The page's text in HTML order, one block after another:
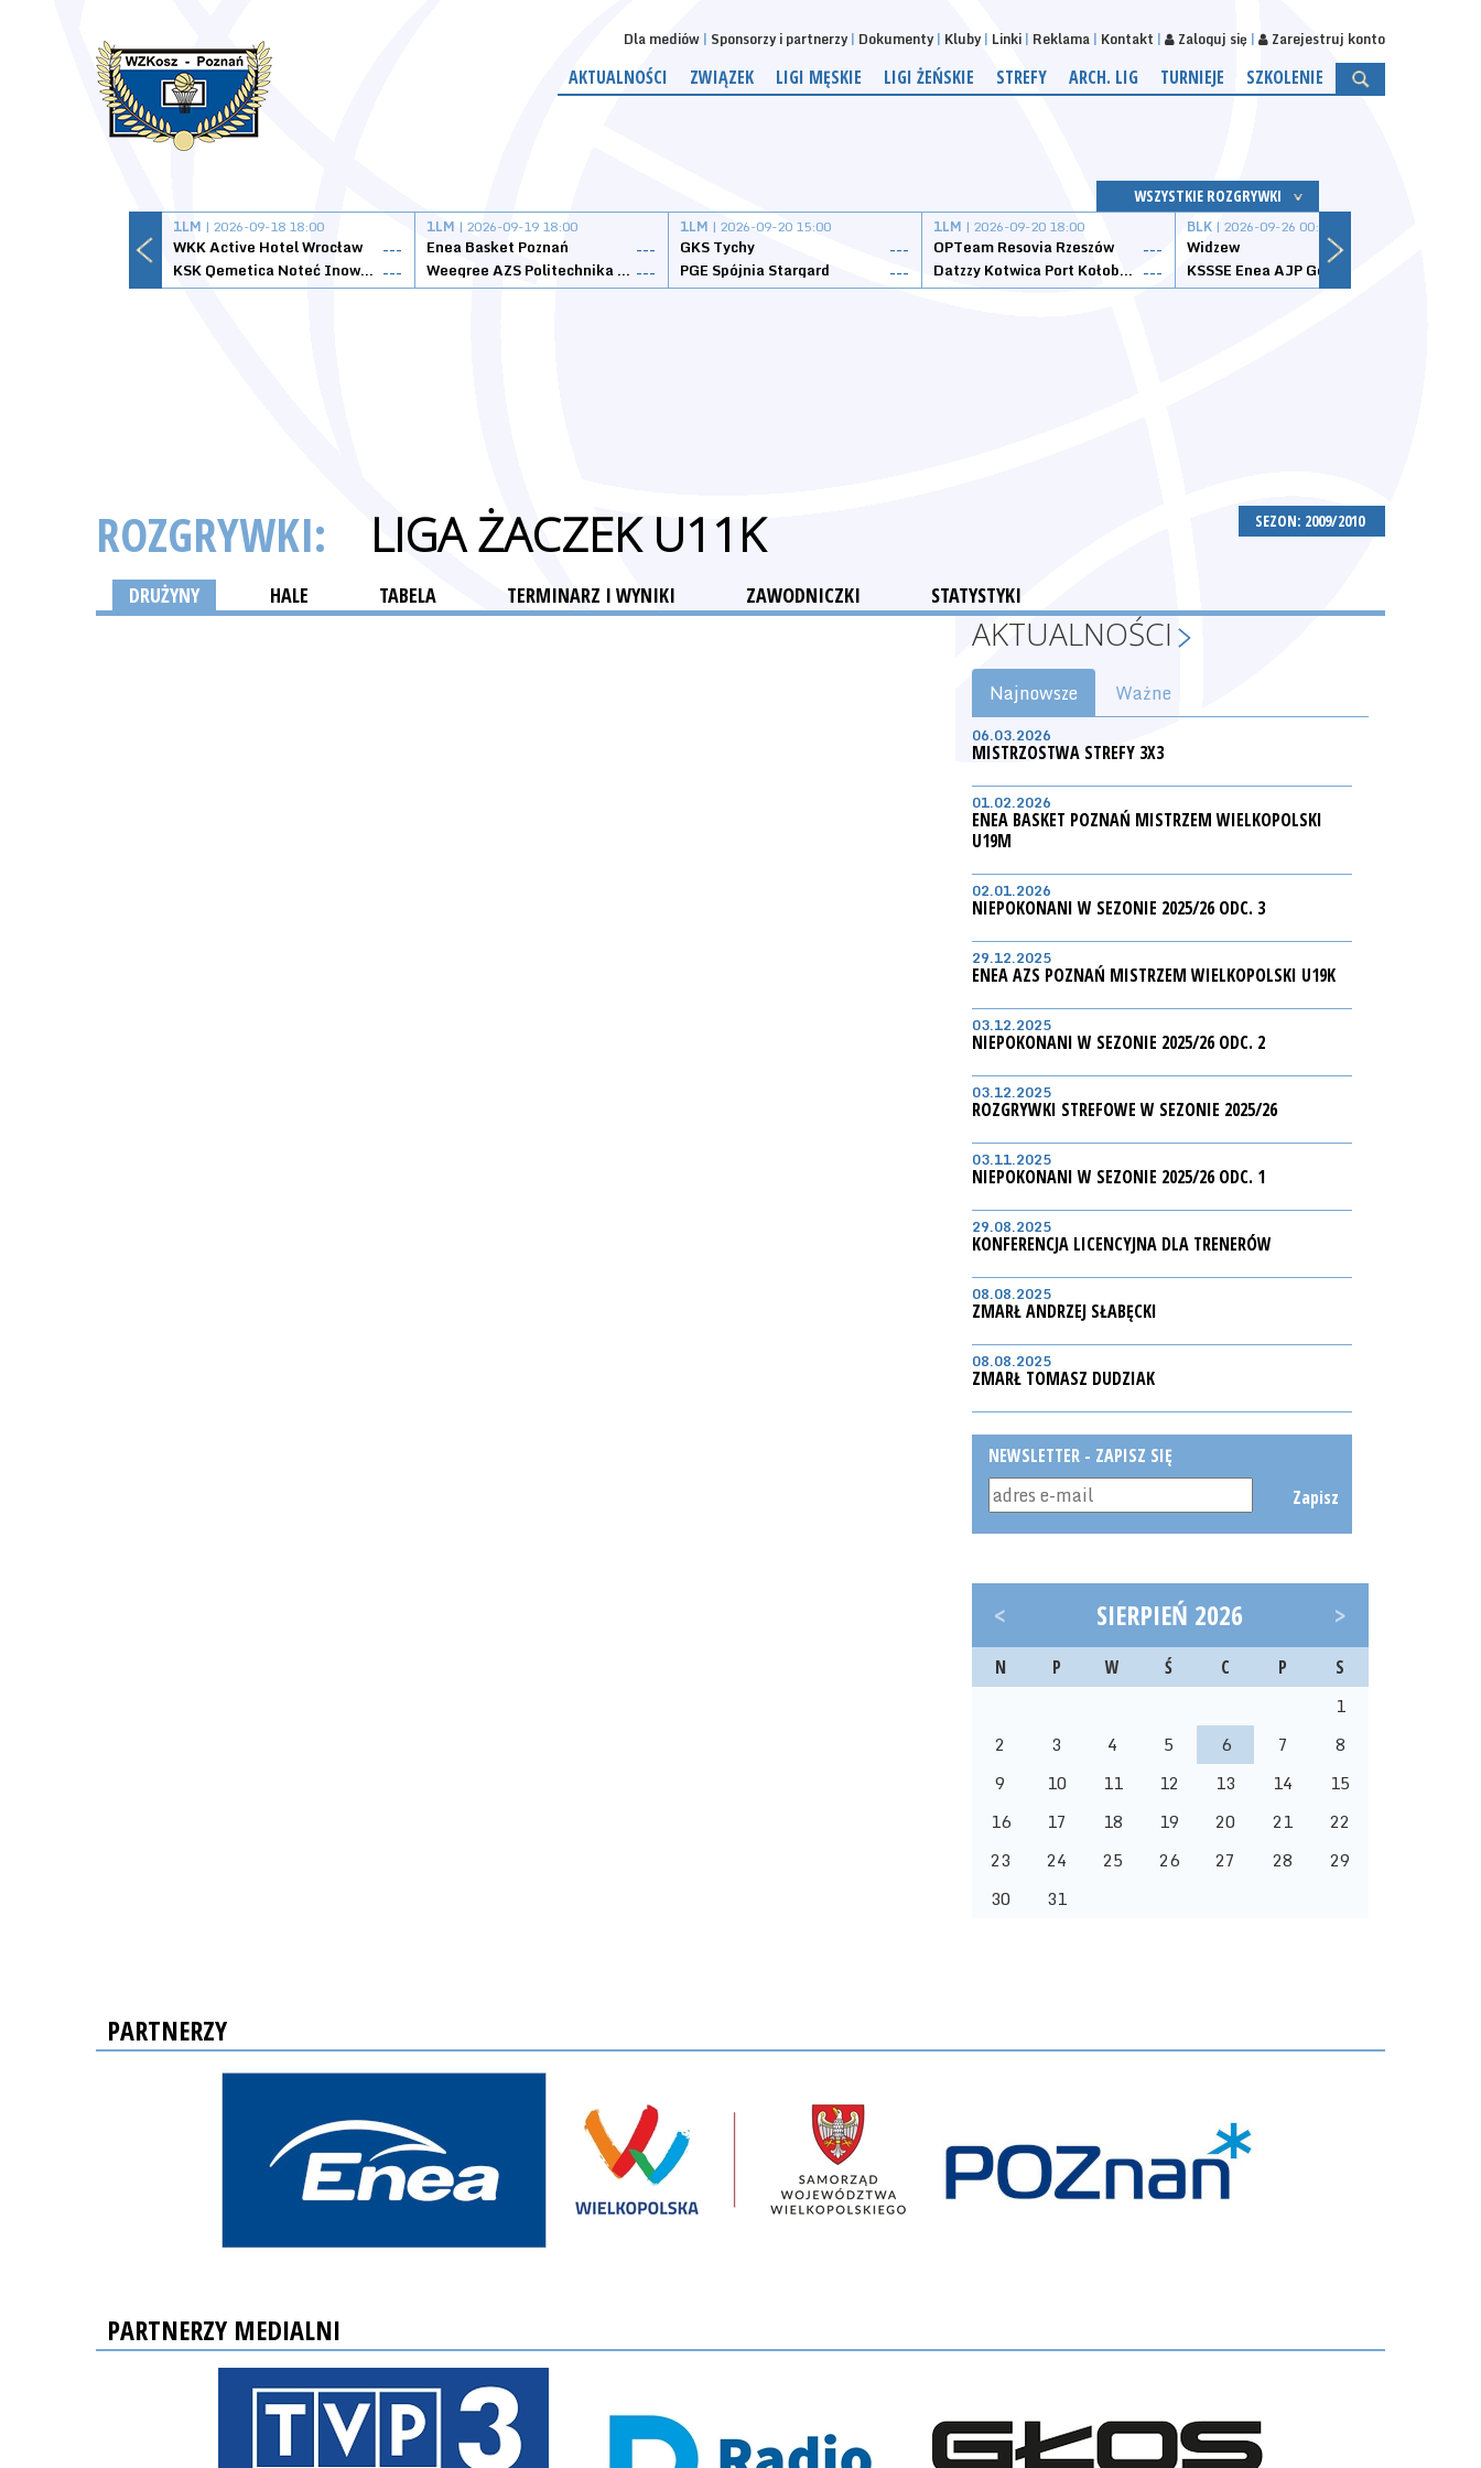
Dla mediów Sponsorzy i partnerzy Dokumenty Kluby Linki Reklama Kontakt Zaloguj się Zarejestruj konto
AKTUALNOŚCI ZWIĄZEK LIGI MĘSKIE LIGI ŻEŃSKIE STREFY ARCH. LIG TURNIEJE SZKOLENIE
WSZYSTKIE ROZGRYWKI
1LM | 2026-09-18 18:00
WKK Active Hotel Wrocław
---
KSK Qemetica Noteć Inowrocław ---
1LM | 2026-09-19 18:00
Enea Basket Poznań
---
Weegree AZS Politechnika Opolska ---
1LM | 2026-09-20 15:00
GKS Tychy
---
PGE Spójnia Stargard
---
1LM | 2026-09-20 18:00
OPTeam Resovia Rzeszów
---
Datzzy Kotwica Port Kołobrzeg ---
BLK | 2026-09-26 00:00
Widzew
SEZON: 2009/2010
ROZGRYWKI: LIGA ŻACZEK U11K
DRUŻYNY HALE TABELA TERMINARZ I WYNIKI ZAWODNICZKI STATYSTYKI
AKTUALNOŚCI
Najnowsze Ważne
06.03.2026
MISTRZOSTWA STREFY 3X3
01.02.2026
ENEA BASKET POZNAŃ MISTRZEM WIELKOPOLSKI
U19M
02.01.2026
NIEPOKONANI W SEZONIE 2025/26 ODC. 3
29.12.2025
ENEA AZS POZNAŃ MISTRZEM WIELKOPOLSKI U19K
03.12.2025
NIEPOKONANI W SEZONIE 2025/26 ODC. 2
03.12.2025
ROZGRYWKI STREFOWE W SEZONIE 2025/26
03.11.2025
NIEPOKONANI W SEZONIE 2025/26 ODC. 1
29.08.2025
KONFERENCJA LICENCYJNA DLA TRENERÓW
08.08.2025
ZMARŁ ANDRZEJ SŁABĘCKI
08.08.2025
ZMARŁ TOMASZ DUDZIAK
NEWSLETTER - ZAPISZ SIĘ
Zapisz
< SIERPIEŃ 2026 >
N P W Ś C P S
1
2
3 4 5 6 7
8
9
10 11 12 13 14
15
16
17 18 19 20 21
22
23
24 25 26 27 28
29
30
31
PARTNERZY
PARTNERZY MEDIALNI